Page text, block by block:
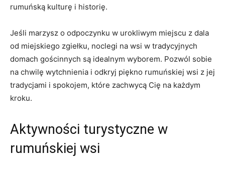
⁤rumuńską kulturę i historię.
Jeśli marzysz o⁣ odpoczynku w urokliwym​ miejscu ⁣z dala
od miejskiego zgiełku, noclegi na⁣ wsi w tradycyjnych
domach gościnnych są ‌idealnym wyborem. ⁤Pozwól sobie
na chwilę ‌wytchnienia i odkryj piękno ⁢rumuńskiej wsi z jej
‌tradycjami i spokojem, ⁤które⁢ zachwycą Cię‌ na każdym
kroku.
Aktywności ⁢turystyczne w
rumuńskiej wsi